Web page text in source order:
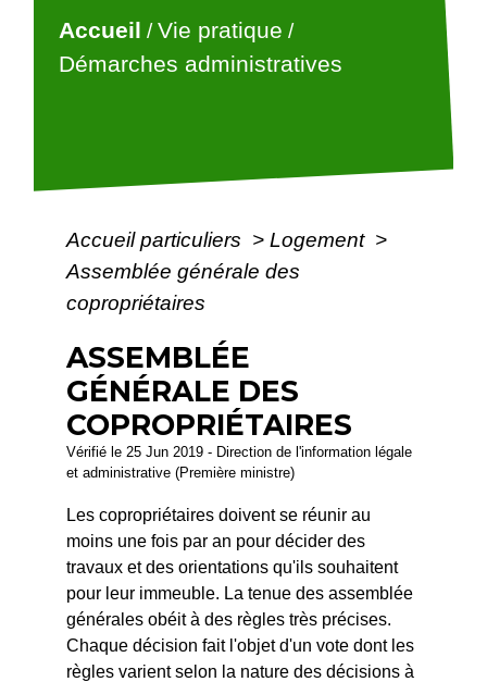
Accueil /Vie pratique /
Démarches administratives
Accueil particuliers > Logement >
Assemblée générale des
copropriétaires
ASSEMBLÉE
GÉNÉRALE DES
COPROPRIÉTAIRES
Vérifié le 25 Jun 2019 - Direction de l'information légale
et administrative (Première ministre)
Les copropriétaires doivent se réunir au
moins une fois par an pour décider des
travaux et des orientations qu'ils souhaitent
pour leur immeuble. La tenue des assemblée
générales obéit à des règles très précises.
Chaque décision fait l'objet d'un vote dont les
règles varient selon la nature des décisions à